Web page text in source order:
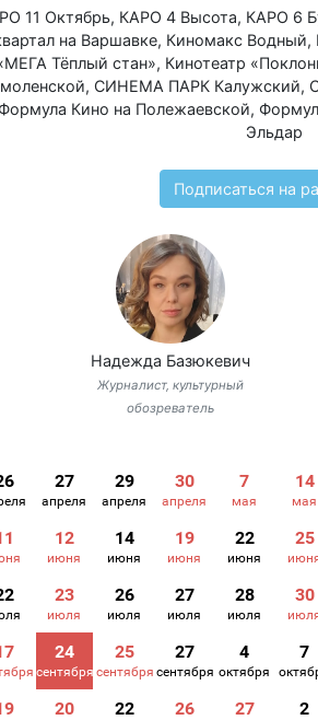
11 Октябрь, КАРО 4 Высота, КАРО 6
на Варшавке, Киномакс Водный,
Тёплый стан», Кинотеатр
, СИНЕМА ПАРК Калужский,
Формула Кино на Полежаевской,
Эльдар
Подписаться на
Надежда Базюкевич
Журналист, культурный
обозреватель
27
апреля
29
апреля
30
апреля
7
мая
14
мая
12
июня
14
июня
19
июня
22
июня
25
23
июля
26
июля
27
июля
28
июля
30
24
сентября
25
сентября
27
сентября
4
октября
7
20 22 26 27 2